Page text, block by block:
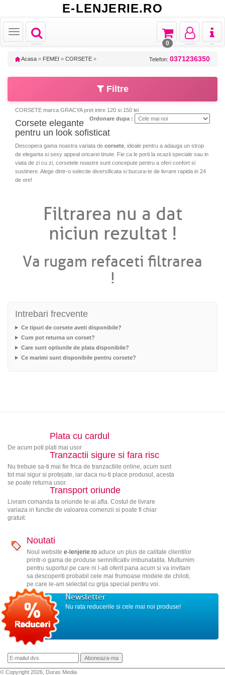
E-LENJERIE.RO
Toggle
navigation
Toggle
Toggle
navigation
Toggle
navigation
Toggle
navigation
0
Acasa » FEMEI » CORSETE » Telefon: 0371236350
Filtre
CORSETE marca GRACYA pret intre 120 si 150 lei
Ordonare dupa :
Corsete elegante
pentru un look sofisticat
Descopera gama noastra variata de corsete , ideale pentru a adauga un strop
de eleganta si sexy appeal oricarei tinute. Fie ca le porti la ocazii speciale sau in
viata de zi cu zi, corsetele noastre sunt concepute pentru a oferi confort si
sustinere. Alege dintr-o selectie diversificata si bucura-te de livrare rapida in 24
de ore!
Filtrarea nu a dat
niciun rezultat !
Va rugam refaceti filtrarea
!
Intrebari frecvente
Ce tipuri de corsete aveti disponibile?
Cum pot returna un corset?
Care sunt optiunile de plata disponibile?
Ce marimi sunt disponibile pentru corsete?
Plata cu cardul
De acum poti plati mai usor
Tranzactii sigure si fara risc
Nu trebuie sa-ti mai fie frica de tranzactiile online, acum sunt
tot mai sigur si protejate, iar daca nu-ti place produsul, acesta
se poate returna usor.
Transport oriunde
Livram comanda ta oriunde te-ai afla. Costul de livrare
variaza in functie de valoarea comenzii si poate fi chiar
gratuit.
Noutati
Noul website e-lenjerie.roaduce un plus de calitate clientilor
printr-o gama de produse semnificativ imbunatatita. Multumim
pentru suportul pe care ni l-ati oferit pana acum si va invitam
sa descoperiti probabil cele mai frumoase modele de chiloti,
pe care le-am selectat cu grija special pentru voi.
Newsletter
Nu rata reducerile si cele mai noi produse!
© Copyright 2026, Duras Media